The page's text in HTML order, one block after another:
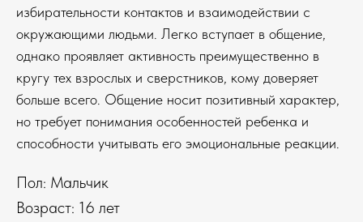
избирательности контактов и взаимодействии с
окружающими людьми. Легко вступает в общение,
однако проявляет активность преимущественно в
кругу тех взрослых и сверстников, кому доверяет
больше всего. Общение носит позитивный характер,
но требует понимания особенностей ребенка и
способности учитывать его эмоциональные реакции.
Пол: Мальчик
Возраст: 16 лет